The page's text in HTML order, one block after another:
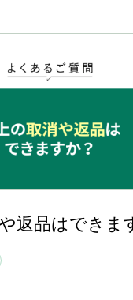
返品はできま